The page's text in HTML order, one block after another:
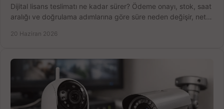
Dijital lisans teslimatı ne kadar sürer? Ödeme onayı, stok, saat
aralığı ve doğrulama adımlarına göre süre neden değişir, net
20 Haziran 2026